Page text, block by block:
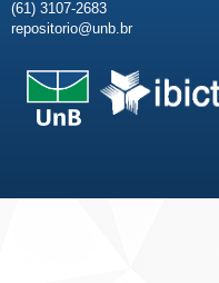
(61) 3107-2683
repositorio@unb.br